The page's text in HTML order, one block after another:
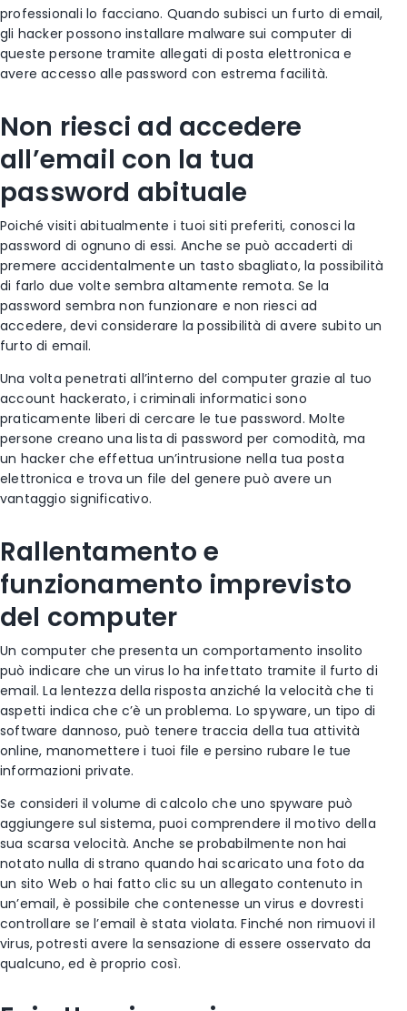
professionali lo facciano. Quando subisci un furto di email,
gli hacker possono installare malware sui computer di
queste persone tramite allegati di posta elettronica e
avere accesso alle password con estrema facilità.
Non riesci ad accedere
all’email con la tua
password abituale
Poiché visiti abitualmente i tuoi siti preferiti, conosci la
password di ognuno di essi. Anche se può accaderti di
premere accidentalmente un tasto sbagliato, la possibilità
di farlo due volte sembra altamente remota. Se la
password sembra non funzionare e non riesci ad
accedere, devi considerare la possibilità di avere subito un
furto di email.
Una volta penetrati all’interno del computer grazie al tuo
account hackerato, i criminali informatici sono
praticamente liberi di cercare le tue password. Molte
persone creano una lista di password per comodità, ma
un hacker che effettua un’intrusione nella tua posta
elettronica e trova un file del genere può avere un
vantaggio significativo.
Rallentamento e
funzionamento imprevisto
del computer
Un computer che presenta un comportamento insolito
può indicare che un virus lo ha infettato tramite il furto di
email. La lentezza della risposta anziché la velocità che ti
aspetti indica che c’è un problema. Lo spyware, un tipo di
software dannoso, può tenere traccia della tua attività
online, manomettere i tuoi file e persino rubare le tue
informazioni private.
Se consideri il volume di calcolo che uno spyware può
aggiungere sul sistema, puoi comprendere il motivo della
sua scarsa velocità. Anche se probabilmente non hai
notato nulla di strano quando hai scaricato una foto da
un sito Web o hai fatto clic su un allegato contenuto in
un’email, è possibile che contenesse un virus e dovresti
controllare se l’email è stata violata. Finché non rimuovi il
virus, potresti avere la sensazione di essere osservato da
qualcuno, ed è proprio così.